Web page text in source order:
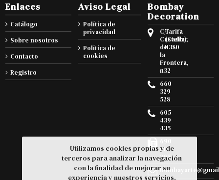
Enlaces
Catálogo
Sobre nosotros
Contacto
Registro
Aviso Legal
Política de
privacidad
Política de
cookies
Bombay
Decoration
C/
Castellar
de
la
Frontera,
n32
Tarifa
(Cadiz),
11380
660
329
528
605
439
435
105
295
Utilizamos cookies propias y de
terceros para analizar la navegación
con la finalidad de mejorar su
experiencia y nuestros servicios.